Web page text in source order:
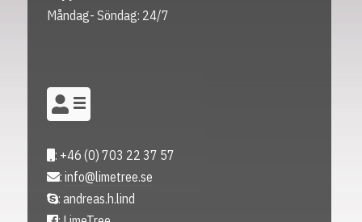
Måndag- Söndag: 24/7
: +46 (0) 703 22 37 57
: info@limetree.se
: andreas.h.lind